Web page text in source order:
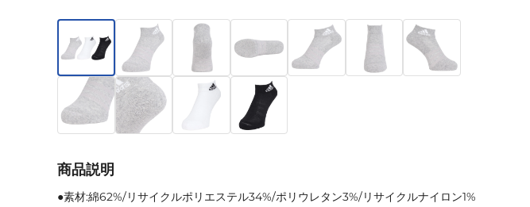
商品説明
●素材:綿62%/リサイクルポリエステル34%/ポリウレタン3%/リサイクルナイロン1%